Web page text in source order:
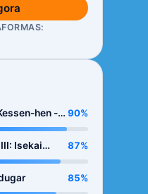
hen -
90%
Isekai
87%
85%